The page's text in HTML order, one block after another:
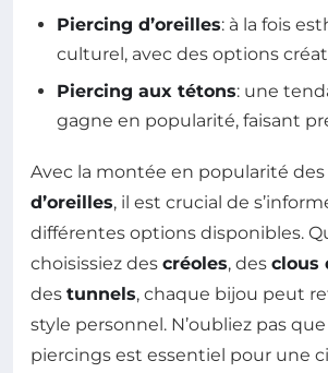
Piercing d’oreilles: à la fois
culturel, avec des options
Piercing aux tétons: une
gagne en popularité, faisant
Avec la montée en popularité des
d’oreilles, il est crucial de
différentes options disponibles.
choisissiez des créoles, des clous
des tunnels, chaque bijou peut
style personnel. N’oubliez pas
piercings est essentiel pour une